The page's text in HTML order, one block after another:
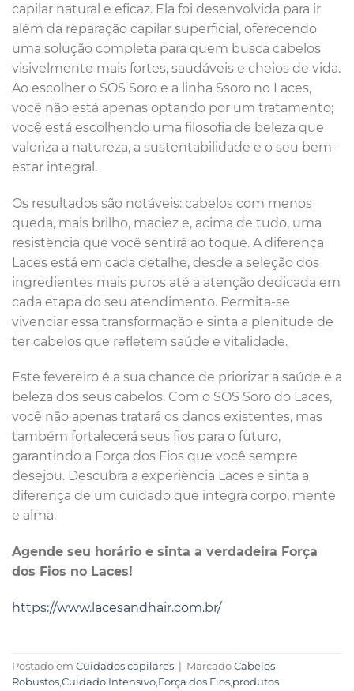
capilar natural e eficaz. Ela foi desenvolvida para ir
além da reparação capilar superficial, oferecendo
uma solução completa para quem busca cabelos
visivelmente mais fortes, saudáveis e cheios de vida.
Ao escolher o SOS Soro e a linha Ssoro no Laces,
você não está apenas optando por um tratamento;
você está escolhendo uma filosofia de beleza que
valoriza a natureza, a sustentabilidade e o seu bem-
estar integral.
Os resultados são notáveis: cabelos com menos
queda, mais brilho, maciez e, acima de tudo, uma
resistência que você sentirá ao toque. A diferença
Laces está em cada detalhe, desde a seleção dos
ingredientes mais puros até a atenção dedicada em
cada etapa do seu atendimento. Permita-se
vivenciar essa transformação e sinta a plenitude de
ter cabelos que refletem saúde e vitalidade.
Este fevereiro é a sua chance de priorizar a saúde e a
beleza dos seus cabelos. Com o SOS Soro do Laces,
você não apenas tratará os danos existentes, mas
também fortalecerá seus fios para o futuro,
garantindo a Força dos Fios que você sempre
desejou. Descubra a experiência Laces e sinta a
diferença de um cuidado que integra corpo, mente
e alma.
Agende seu horário e sinta a verdadeira Força
dos Fios no Laces!
https://www.lacesandhair.com.br/
Postado em Cuidados capilares Marcado Cabelos
Robustos,Cuidado Intensivo,Força dos Fios,produtos